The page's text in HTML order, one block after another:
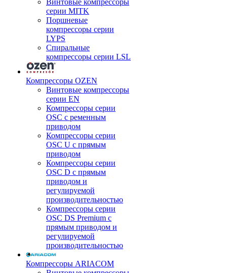
Винтовые компрессоры
серии MITK
Поршневые
компрессоры серии
LYPS
Спиральные
компрессоры серии LSL
Компрессоры OZEN
Винтовые компрессоры
серии EN
Компрессоры серии
OSC с ременным
приводом
Компрессоры серии
OSC U с прямым
приводом
Компрессоры серии
OSC D с прямым
приводом и
регулируемой
производительностью
Компрессоры серии
OSC DS Premium с
прямым приводом и
регулируемой
производительностью
Компрессоры ARIACOM